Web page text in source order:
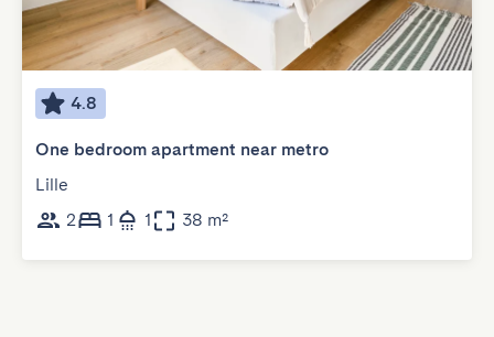
4.8
One bedroom apartment near metro
Lille
2
1 1 38 m²